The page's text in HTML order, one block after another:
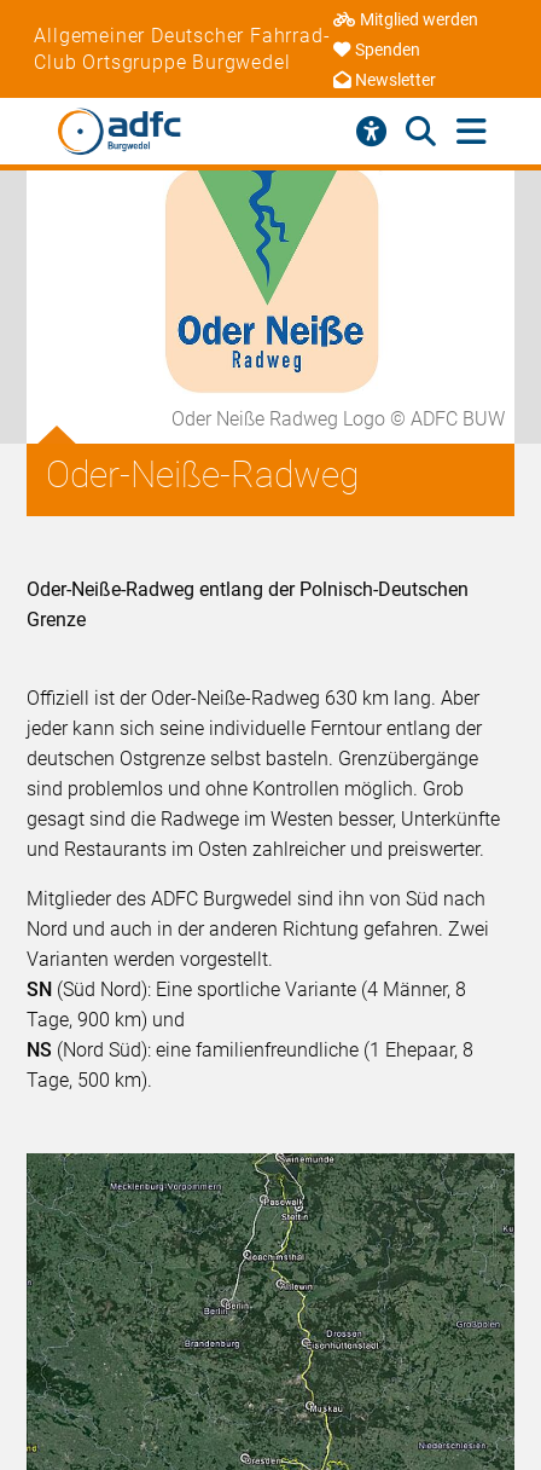
Allgemeiner Deutscher Fahrrad-
Club Ortsgruppe Burgwedel
Mitglied werden
Spenden
Newsletter
Oder Neiße Radweg Logo © ADFC BUW
Oder-Neiße-Radweg
Oder-Neiße-Radweg entlang der Polnisch-Deutschen
Grenze
Offiziell ist der Oder-Neiße-Radweg 630 km lang. Aber
jeder kann sich seine individuelle Ferntour entlang der
deutschen Ostgrenze selbst basteln. Grenzübergänge
sind problemlos und ohne Kontrollen möglich. Grob
gesagt sind die Radwege im Westen besser, Unterkünfte
und Restaurants im Osten zahlreicher und preiswerter.
Mitglieder des ADFC Burgwedel sind ihn von Süd nach
Nord und auch in der anderen Richtung gefahren. Zwei
Varianten werden vorgestellt.
SN (Süd Nord): Eine sportliche Variante (4 Männer, 8
Tage, 900 km) und
NS (Nord Süd): eine familienfreundliche (1 Ehepaar, 8
Tage, 500 km).